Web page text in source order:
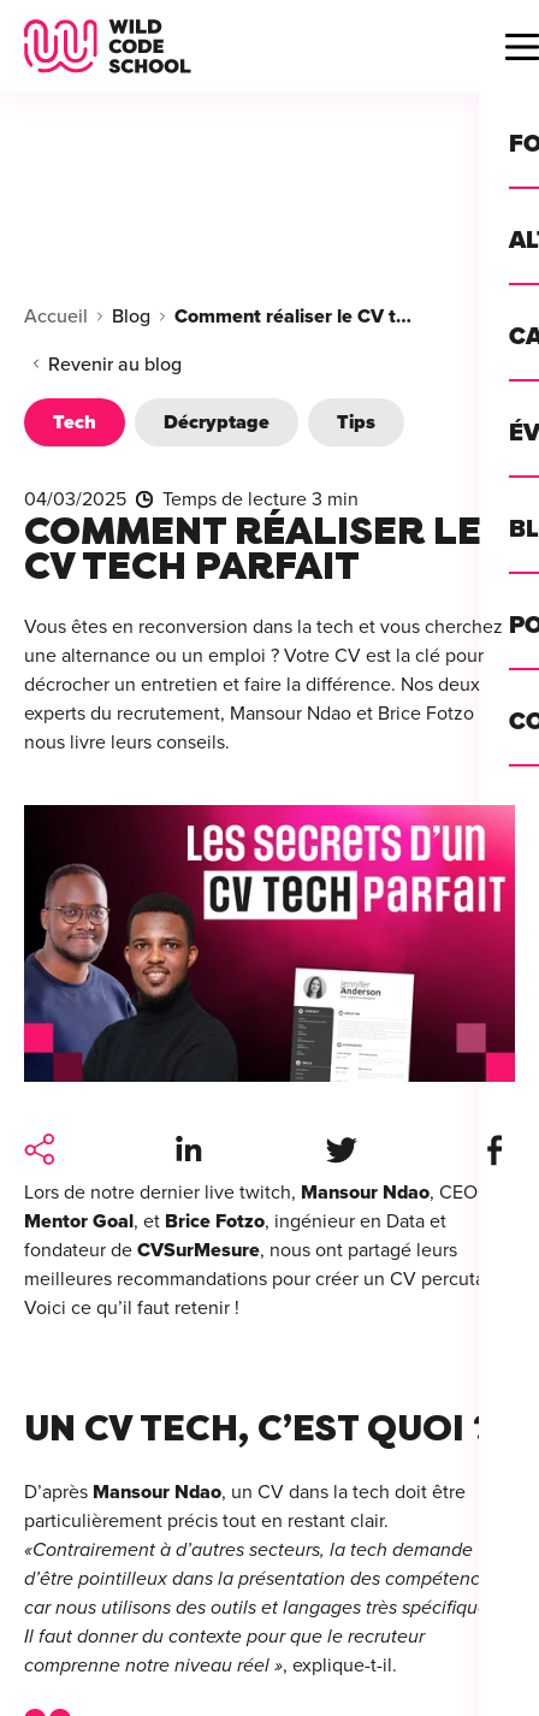
?
Accueil Blog
Comment réaliser le CV tech parfait
Revenir au blog
Tech Décryptage Tips
04/03/2025 Temps de lecture 3 min
COMMENT RÉALISER LE
CV TECH PARFAIT
Vous êtes en reconversion dans la tech et vous cherchez
une alternance ou un emploi ? Votre CV est la clé pour
décrocher un entretien et faire la différence. Nos deux
experts du recrutement, Mansour Ndao et Brice Fotzo
nous livre leurs conseils.
Share on LinkedIn Share on Twitter
Lors de notre dernier live twitch, Mansour Ndao, CEO de
Mentor Goal, et Brice Fotzo, ingénieur en Data et
fondateur de CVSurMesure, nous ont partagé leurs
meilleures recommandations pour créer un CV percutant.
Voici ce qu’il faut retenir !
UN CV TECH, C’EST QUOI ?
D’après Mansour Ndao, un CV dans la tech doit être
particulièrement précis tout en restant clair.
«Contrairement à d’autres secteurs, la tech demande
d’être pointilleux dans la présentation des compétences,
car nous utilisons des outils et langages très spécifiques.
Il faut donner du contexte pour que le recruteur
comprenne notre niveau réel », explique-t-il.